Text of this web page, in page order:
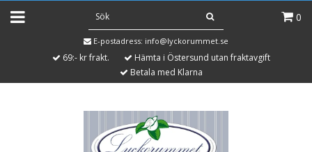
0
E-postadress: info@lyckorummet.se
69:- kr frakt.
Hämta i Östersund utan fraktavgift
Betala med Klarna